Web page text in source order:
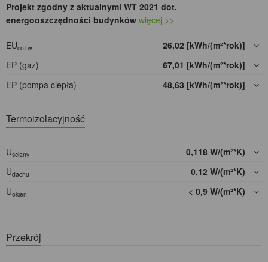
Projekt zgodny z aktualnymi WT 2021 dot.
energooszczędności budynków więcej >>
EUco+w
26,02 [kWh/(m²*rok)]
EP (gaz)
67,01 [kWh/(m²*rok)]
EP (pompa ciepła)
48,63 [kWh/(m²*rok)]
Termoizolacyjność
Uściany
0,118 W/(m²*K)
Udachu
0,12 W/(m²*K)
Uokien < 0,9 W/(m²*K)
Przekrój